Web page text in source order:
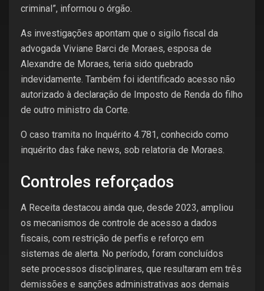
criminal”, informou o órgão.
As investigações apontam que o sigilo fiscal da
advogada Viviane Barci de Moraes, esposa de
Alexandre de Moraes, teria sido quebrado
indevidamente. Também foi identificado acesso não
autorizado à declaração de Imposto de Renda do filho
de outro ministro da Corte.
O caso tramita no Inquérito 4.781, conhecido como
inquérito das fake news, sob relatoria de Moraes.
Controles reforçados
A Receita destacou ainda que, desde 2023, ampliou
os mecanismos de controle de acesso a dados
fiscais, com restrição de perfis e reforço em
sistemas de alerta. No período, foram concluídos
sete processos disciplinares, que resultaram em três
demissões e sanções administrativas aos demais